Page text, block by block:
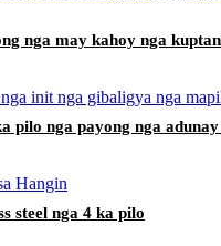
nga may kahoy nga
pilo nga payong nga
steel nga 4 ka pilo